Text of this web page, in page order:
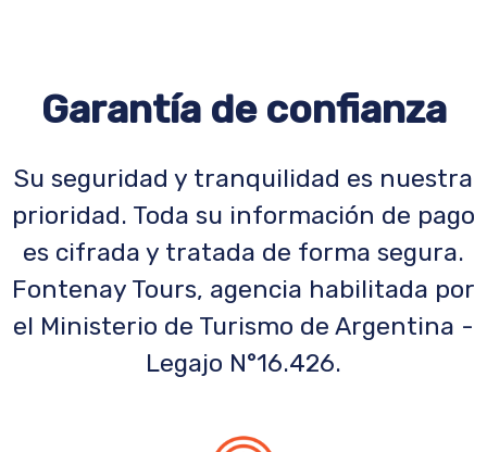
Garantía de confianza
Su seguridad y tranquilidad es nuestra
prioridad. Toda su información de pago
es cifrada y tratada de forma segura.
Fontenay Tours, agencia habilitada por
el Ministerio de Turismo de Argentina -
Legajo N°16.426.